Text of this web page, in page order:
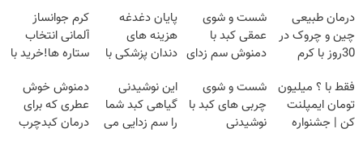
درمان طبیعی
چین و چروک در
30روز با کرم
آلمانی(45%تخفیف)
شست و شوی
عمقی کبد با
دمنوش سم زدای
پایان دغدغه
هزینه های
دندان پزشکی با
خانگی
کرم جوانساز
آلمانی انتخاب
ستاره ها!خرید با
فقط با ؟ میلیون
تومان ایمپلنت
کن | جشنواره
شست و شوی
چربی های کبد با
نوشیدنی
این نوشیدنی
گیاهی کبد شما
را سم زدایی می
دمنوش خوش
عطری که برای
درمان کبدچرب